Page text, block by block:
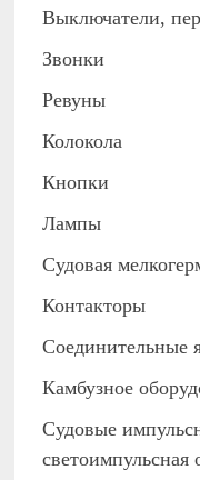
Выключатели,
Звонки
Ревуны
Колокола
Кнопки
Лампы
Судовая
Контакторы
Соединительные
Камбузное
Судовые